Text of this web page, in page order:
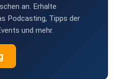
an. Erhalte
Podcasting, Tipps der
und mehr.